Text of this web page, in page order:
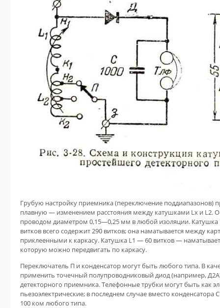
Грубую настройку приемника (переключение поддиапазонов)
плавную — изменением расстояния между катушками Lx и L2.
проводом диаметром 0,15—0,25 мм в любой изоляции. Катушка
витков всего содержит 290 витков; она наматывается между
приклеенными к каркасу. Катушка L1 — 60 витков —
которую можно передвигать по каркасу.
Переключатель П и конденсатор могут быть любого типа. В
применить точечный полупроводниковый диод (например,
детекторного приемника. Телефонные трубки могут быть как
пьезоэлектрические; в последнем случае вместо конденсатора
100 ком любого типа.